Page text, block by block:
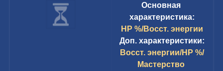
Основная
характеристика:
HP %/Восст. энергии
Доп. характеристики:
Восст. энергии/HP %/
Мастерство